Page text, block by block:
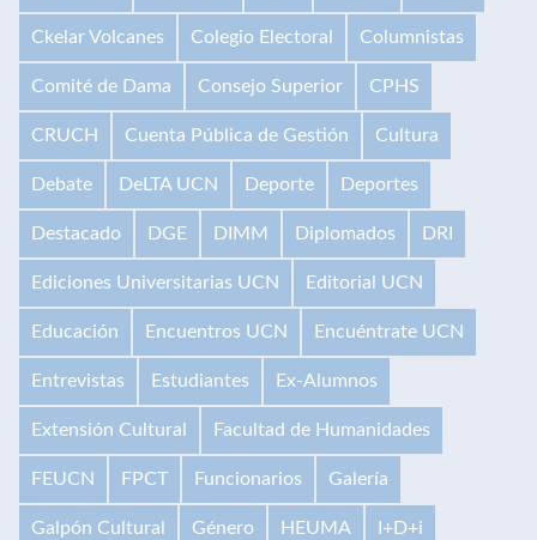
Ckelar Volcanes Colegio Electoral Columnistas
Comité de Dama Consejo Superior CPHS
CRUCH Cuenta Pública de Gestión Cultura
Debate DeLTA UCN Deporte Deportes
Destacado DGE DIMM Diplomados DRI
Ediciones Universitarias UCN Editorial UCN
Educación Encuentros UCN Encuéntrate UCN
Entrevistas Estudiantes Ex-Alumnos
Extensión Cultural Facultad de Humanidades
FEUCN FPCT Funcionarios Galería
Galpón Cultural Género HEUMA I+D+i